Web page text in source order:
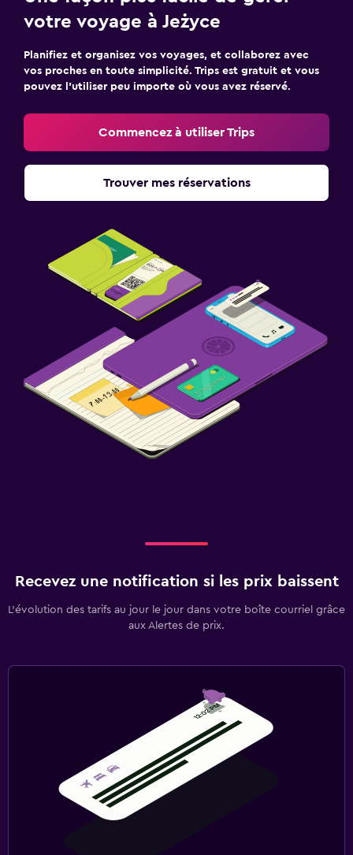
votre voyage à Jeżyce
Planifiez et organisez vos voyages, et collaborez avec
vos proches en toute simplicité. Trips est gratuit et vous
pouvez l’utiliser peu importe où vous avez réservé.
Commencez à utiliser Trips
Trouver mes réservations
Recevez une notification si les prix baissent
L’évolution des tarifs au jour le jour dans votre boîte courriel grâce
aux Alertes de prix.